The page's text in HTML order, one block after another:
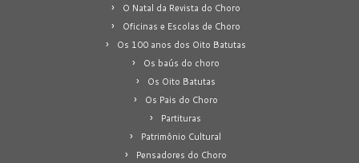
O Natal da Revista do Choro
Oficinas e Escolas de Choro
Os 100 anos dos Oito Batutas
Os baús do choro
Os Oito Batutas
Os Pais do Choro
Partituras
Patrimônio Cultural
Pensadores do Choro